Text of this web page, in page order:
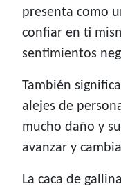
presenta como
confiar en ti
sentimientos
También
alejes de
mucho daño y
avanzar y
La caca de